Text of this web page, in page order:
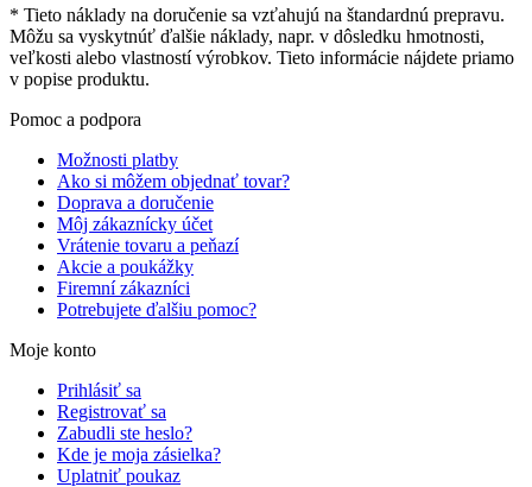
* Tieto náklady na doručenie sa vzťahujú na štandardnú prepravu.
Môžu sa vyskytnúť ďalšie náklady, napr. v dôsledku hmotnosti,
veľkosti alebo vlastností výrobkov. Tieto informácie nájdete priamo
v popise produktu.
Pomoc a podpora
Možnosti platby
Ako si môžem objednať tovar?
Doprava a doručenie
Môj zákaznícky účet
Vrátenie tovaru a peňazí
Akcie a poukážky
Firemní zákazníci
Potrebujete ďalšiu pomoc?
Moje konto
Prihlásiť sa
Registrovať sa
Zabudli ste heslo?
Kde je moja zásielka?
Uplatniť poukaz